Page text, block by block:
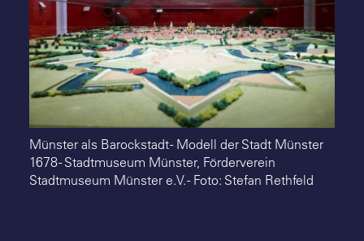
Münster als Barockstadt - Modell der Stadt Münster
1678 - Stadtmuseum Münster, Förderverein
Stadtmuseum Münster e.V. - Foto: Stefan Rethfeld